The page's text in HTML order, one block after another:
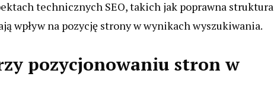
technicznych SEO, takich jak poprawna struktura
wpływ na pozycję strony w wynikach wyszukiwania.
pozycjonowaniu stron w